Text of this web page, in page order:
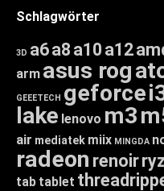
Schlagwörter
3D a6a8 a10 a12
arm asus rog
GEEETECH geforce
lake lenovo m3
air mediatek miix MINGDA
radeon renoir
tab tablet